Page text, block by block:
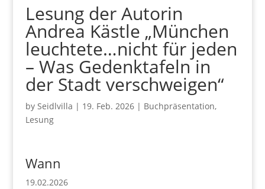
Lesung der Autorin
Andrea Kästle „München
leuchtete…nicht für jeden
– Was Gedenktafeln in
der Stadt verschweigen“
by Seidlvilla | 19. Feb. 2026| Buchpräsentation,
Lesung
Wann
19.02.2026